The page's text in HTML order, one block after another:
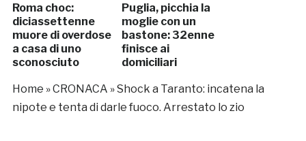
Roma choc:
diciassettenne
muore di overdose
a casa di uno
sconosciuto
Puglia, picchia la
moglie con un
bastone: 32enne
finisce ai
domiciliari
Home »CRONACA »Shock a Taranto: incatena la
nipote e tenta di darle fuoco. Arrestato lo zio